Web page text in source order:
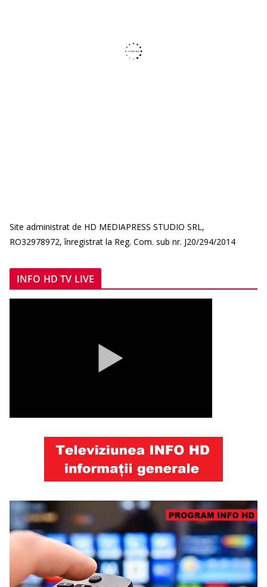
Site administrat de HD MEDIAPRESS STUDIO SRL,
RO32978972, înregistrat la Reg. Com. sub nr. J20/294/2014
INFO HD TV LIVE